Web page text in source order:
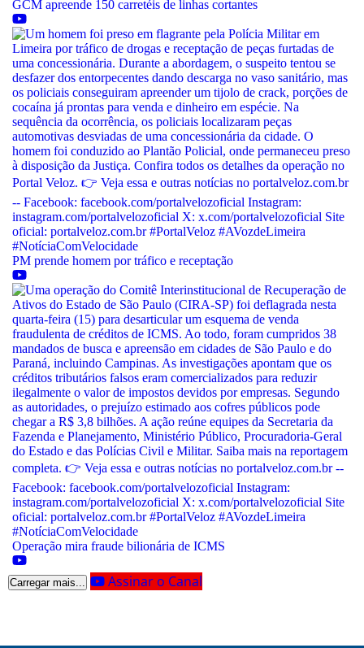
GCM apreende 150 carretéis de linhas cortantes
PM prende homem por tráfico e receptação
Operação mira fraude bilionária de ICMS
Carregar mais... Assinar o Canal